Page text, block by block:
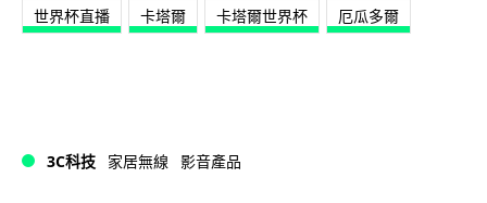
世界杯直播 卡塔爾 卡塔爾世界杯 厄瓜多爾
3C科技 家居無線 影音產品